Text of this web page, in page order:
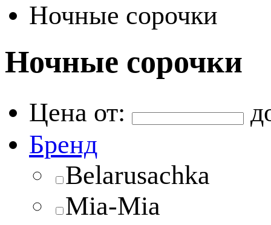
Ночные сорочки
Ночные сорочки
Цена от:
Бренд
Belarusachka
Mia-Mia